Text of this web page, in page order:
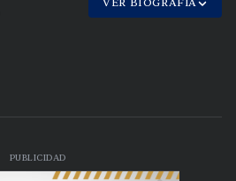
PUBLICIDAD